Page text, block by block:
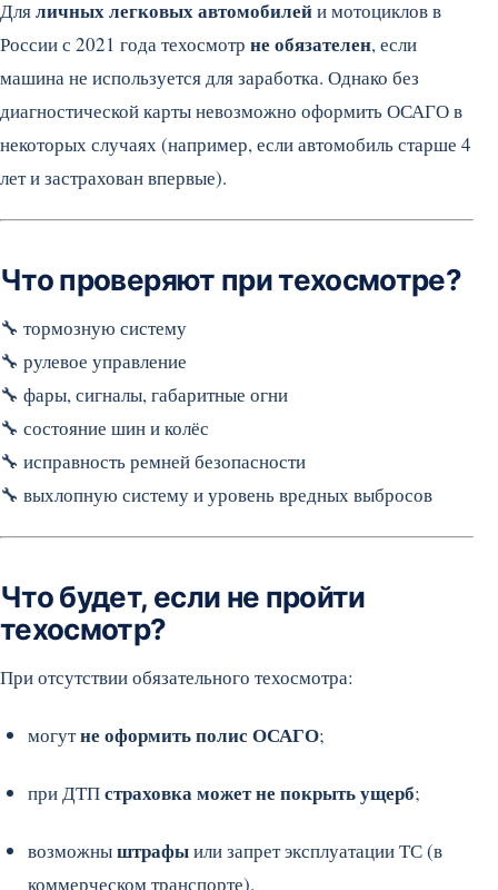
Дляличных легковых автомобилейи мотоциклов в
России с 2021 года техосмотр не обязателен, если
машина не используется для заработка. Однако без
диагностической карты невозможно оформить ОСАГО в
некоторых случаях (например, если автомобиль старше 4
лет и застрахован впервые).
Что проверяют при техосмотре?
🔧 тормозную систему
🔧 рулевое управление
🔧 фары, сигналы, габаритные огни
🔧 состояние шин и колёс
🔧 исправность ремней безопасности
🔧 выхлопную систему и уровень вредных выбросов
Что будет, если не пройти
техосмотр?
При отсутствии обязательного техосмотра:
могутне оформить полис ОСАГО;
при ДТПстраховка может не покрыть ущерб;
возможныштрафыили запрет эксплуатации ТС (в
коммерческом транспорте).